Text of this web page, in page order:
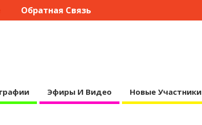
Обратная Связь
Эфиры И Видео Новые Участники